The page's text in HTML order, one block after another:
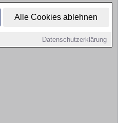
Alle Cookies ablehnen
Datenschutzerklärung